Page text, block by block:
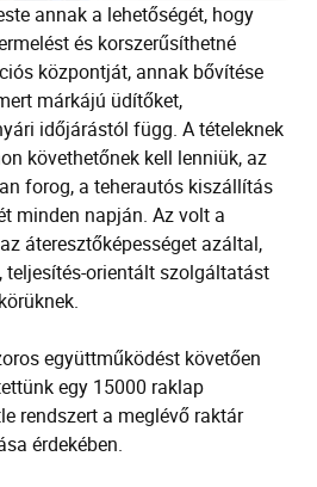
annak a lehetőségét, hogy
és korszerűsíthetné
központját, annak bővítése
márkájú üdítőket,
időjárástól függ. A tételeknek
követhetőnek kell lenniük, az
forog, a teherautós kiszállítás
minden napján. Az volt a
áteresztőképességet azáltal,
orientált szolgáltatást
együttműködést követően
egy 15000 raklap
rendszert a meglévő raktár
érdekében.